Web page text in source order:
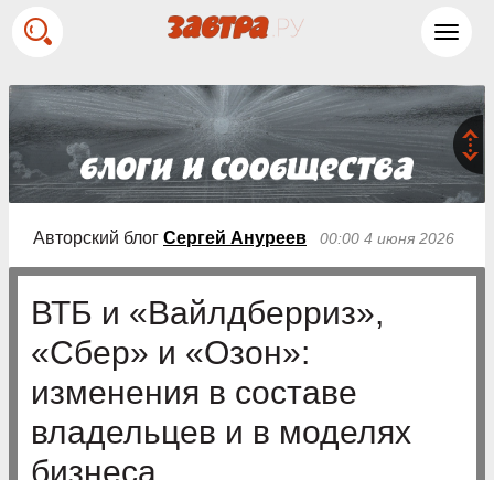
Авторский блог Сергей Ануреев 00:00 4 июня 2026
ВТБ и «Вайлдберриз»,
«Сбер» и «Озон»:
изменения в составе
владельцев и в моделях
бизнеса